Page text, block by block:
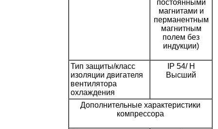
постоянными
магнитами и
перманентным
магнитным
полем без
индукции)
Тип защиты/класс
изоляции двигателя
вентилятора
охлаждения
IP 54/ H
Высший
Дополнительные характеристики
компрессора